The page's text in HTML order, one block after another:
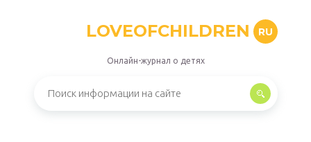
LOVEOFCHILDREN RU
Онлайн-журнал о детях